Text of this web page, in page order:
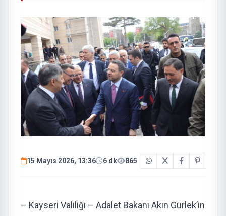
15 Mayıs 2026, 13:36 6 dk 865
– Kayseri Valiliği – Adalet Bakanı Akın Gürlek’in